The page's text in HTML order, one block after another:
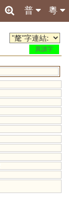
粵
普
異讀字